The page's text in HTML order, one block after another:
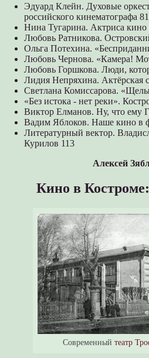
Эдуард Клейн. Духовые
российского кинематографа 81
Нина Тугарина. Актриса кино
Любовь Ратникова.
Ольга Потехина.
Любовь Чернова. «Камера!
Любовь Горшкова. Люди,
Лидия Непряхина. Актёрская
Светлана Комиссарова.
«Без истока - нет реки».
Виктор Елманов. Ну, что ему
Вадим Яблоков. Наше кино в
Литературный вектор.
Курилов 113
Алексей
Кино в
Современный театр